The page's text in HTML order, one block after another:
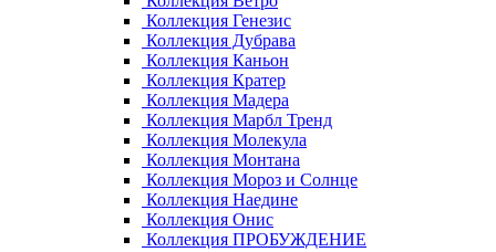
Коллекция Генезис
Коллекция Дубрава
Коллекция Каньон
Коллекция Кратер
Коллекция Мадера
Коллекция Марбл Тренд
Коллекция Молекула
Коллекция Монтана
Коллекция Мороз и Солнце
Коллекция Наедине
Коллекция Онис
Коллекция ПРОБУЖДЕНИЕ